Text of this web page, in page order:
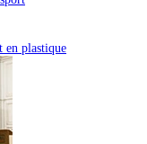
en plastique